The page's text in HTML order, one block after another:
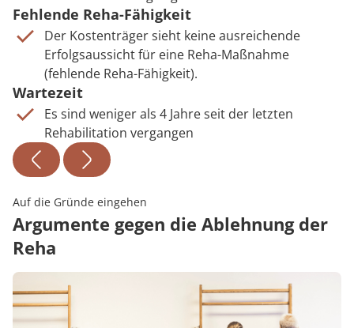
Fehlende Reha-Fähigkeit
Der Kostenträger sieht keine ausreichende
Erfolgsaussicht für eine Reha-Maßnahme
(fehlende Reha-Fähigkeit).
Wartezeit
Es sind weniger als 4 Jahre seit der letzten
Rehabilitation vergangen
Auf die Gründe eingehen
Argumente gegen die Ablehnung der
Reha